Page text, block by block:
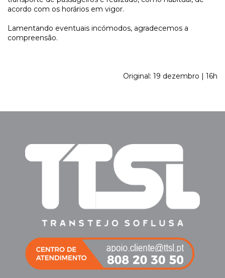
acordo com os horários em vigor.
Lamentando eventuais incómodos, agradecemos a
compreensão.
Original: 19 dezembro | 16h